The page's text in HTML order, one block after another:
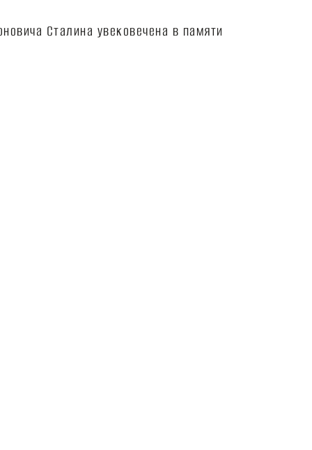
Сталина увековечена в памяти